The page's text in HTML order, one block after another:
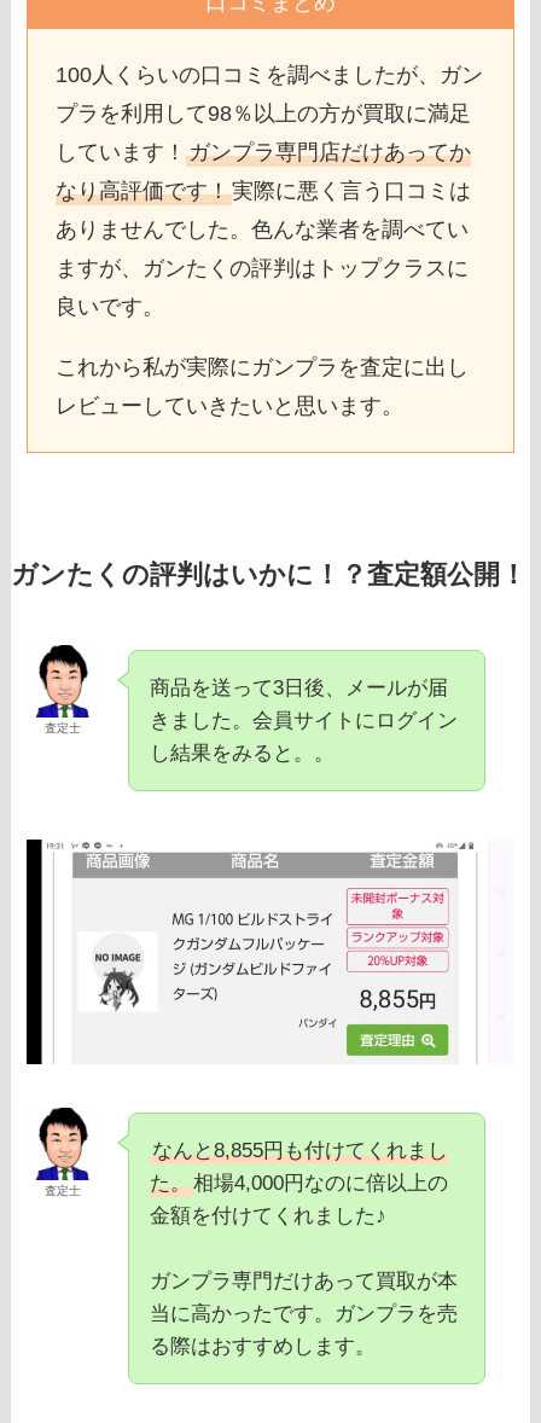
100人くらいの口コミを調べましたが、ガン
プラを利用して98％以上の方が買取に満足
しています！ ガンプラ専門店だけあってか
なり高評価です！実際に悪く言う口コミは
ありませんでした。色んな業者を調べてい
ますが、ガンたくの評判はトップクラスに
良いです。
これから私が実際にガンプラを査定に出し
レビューしていきたいと思います。
ガンたくの評判はいかに！？査定額公開！
査定士
商品を送って3日後、メールが届
きました。会員サイトにログイン
し結果をみると。。
査定士
なんと8,855円も付けてくれまし
た。相場4,000円なのに倍以上の
金額を付けてくれました♪
ガンプラ専門だけあって買取が本
当に高かったです。ガンプラを売
る際はおすすめします。